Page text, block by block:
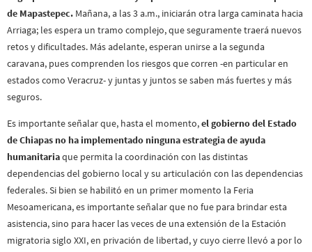
de Mapastepec. Mañana, a las 3 a.m., iniciarán otra larga caminata hacia
Arriaga; les espera un tramo complejo, que seguramente traerá nuevos
retos y dificultades. Más adelante, esperan unirse a la segunda
caravana, pues comprenden los riesgos que corren -en particular en
estados como Veracruz- y juntas y juntos se saben más fuertes y más
seguros.
Es importante señalar que, hasta el momento,el gobierno del Estado
de Chiapas no ha implementado ninguna estrategia de ayuda
humanitariaque permita la coordinación con las distintas
dependencias del gobierno local y su articulación con las dependencias
federales. Si bien se habilitó en un primer momento la Feria
Mesoamericana, es importante señalar que no fue para brindar esta
asistencia, sino para hacer las veces de una extensión de la Estación
migratoria siglo XXI, en privación de libertad, y cuyo cierre llevó a por lo